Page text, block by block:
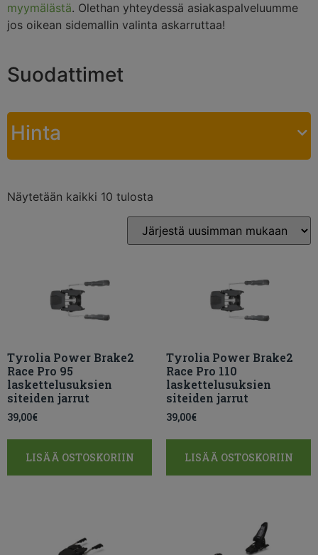
myymälästä. Olethan yhteydessä asiakaspalveluumme
jos oikean sidemallin valinta askarruttaa!
Suodattimet
Hinta
Näytetään kaikki 10 tulosta
Tyrolia Power Brake2
Race Pro 95
laskettelusuksien
siteiden jarrut
39,00€
LISÄÄ OSTOSKORIIN
Tyrolia Power Brake2
Race Pro 110
laskettelusuksien
siteiden jarrut
39,00€
LISÄÄ OSTOSKORIIN